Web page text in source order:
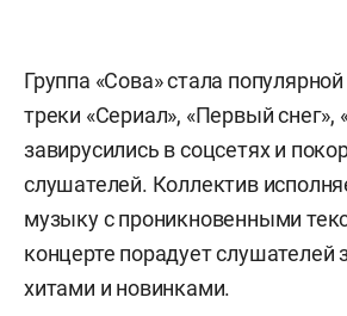
Группа «Сова» стала
треки «Сериал», «Первый снег»,
завирусились в соцсетях и
слушателей. Коллектив
музыку с проникновенными
концерте порадует
хитами и новинками.